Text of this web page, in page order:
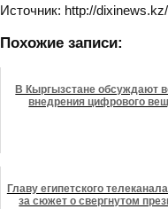
Источник: http://
Похожие записи:
В Кыргызстане обсуждают
внедрения цифрового
Главу египетского
за сюжет о свергнутом